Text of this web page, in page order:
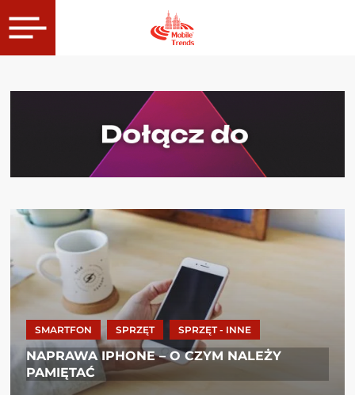
SMARTFON SPRZĘT SPRZĘT - INNE
NAPRAWA IPHONE – O CZYM NALEŻY
PAMIĘTAĆ